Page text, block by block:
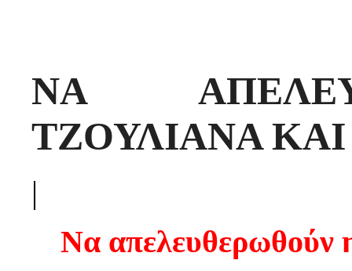
ΝΑ
ΤΖΟΥΛΙΑΝΑ
|
Να απελευθερωθούν